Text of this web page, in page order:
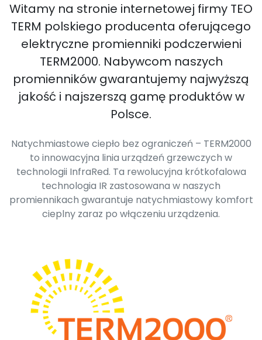
Witamy na stronie internetowej firmy TEO
TERM polskiego producenta oferującego
elektryczne promienniki podczerwieni
TERM2000. Nabywcom naszych
promienników gwarantujemy najwyższą
jakość i najszerszą gamę produktów w
Polsce.
Natychmiastowe ciepło bez ograniczeń – TERM2000
to innowacyjna linia urządzeń grzewczych w
technologii InfraRed. Ta rewolucyjna krótkofalowa
technologia IR zastosowana w naszych
promiennikach gwarantuje natychmiastowy komfort
cieplny zaraz po włączeniu urządzenia.